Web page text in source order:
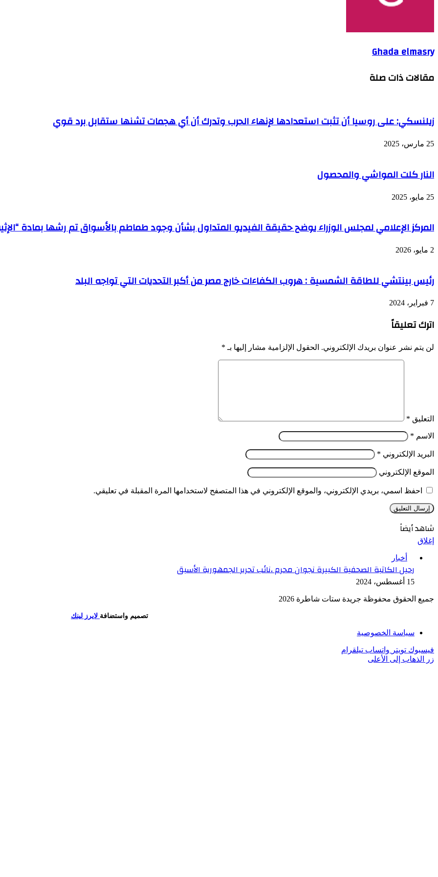
Ghada elmasry
مقالات ذات صلة
زيلنسكي: على روسيا أن تثبت استعدادها لإنهاء الحرب وتدرك أن أي هجمات تشنها ستقابل برد قوي
25 مارس، 2025
النار كلت المواشي والمحصول
25 مايو، 2025
المركز الإعلامي لمجلس الوزراء يوضح حقيقة الفيديو المتداول بشأن وجود طماطم بالأسواق تم رشها بمادة
2 مايو، 2026
رئيس بينتشي للطاقة الشمسية : هروب الكفاءات خارج مصر من أكبر التحديات التي تواجه البلد
7 فبراير، 2024
اترك تعليقاً
لن يتم نشر عنوان بريدك الإلكتروني. الحقول الإلزامية مشار إليها بـ *
التعليق *
الاسم *
البريد الإلكتروني *
الموقع الإلكتروني
احفظ اسمي، بريدي الإلكتروني، والموقع الإلكتروني في هذا المتصفح لاستخدامها المرة المقبلة في تعليقي.
شاهد أيضاً
إغلاق
أخبار
رحيل الكاتبة الصحفية الكبيرة نجوان محرم ،نائب تحرير الجمهورية الأسبق
15 أغسطس، 2024
جميع الحقوق محفوظة جريدة ستات شاطرة 2026
تصميم واستضافة لايرز لينك
سياسة الخصوصية
فيسبوك تويتر واتساب تيلقرام
زر الذهاب إلى الأعلى